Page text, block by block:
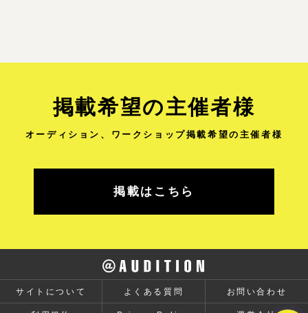
掲載希望の主催者様
オーディション、ワークショップ掲載希望の主催者様
掲載はこちら
ATBOT ✕
サイトについて よくある質問 お問い合わせ